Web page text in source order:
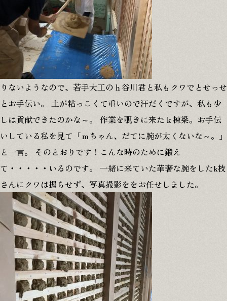
りないようなので、若手大工のｈ谷川君と私もクワでとせっせ
とお手伝い。 土が粘っこくて重いので汗だくですが、私も少
しは貢献できたのかな～。 作業を覗きに来たｋ棟梁。お手伝
いしている私を見て「ｍちゃん、だてに腕が太くないな～。」
と一言。 そのとおりです！こんな時のために鍛え
て・・・・・いるのです。 一緒に来ていた華奢な腕をしたk枝
さんにクワは握らせず、写真撮影ををお任せしました。